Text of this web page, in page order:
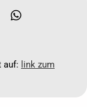
auf: link zum